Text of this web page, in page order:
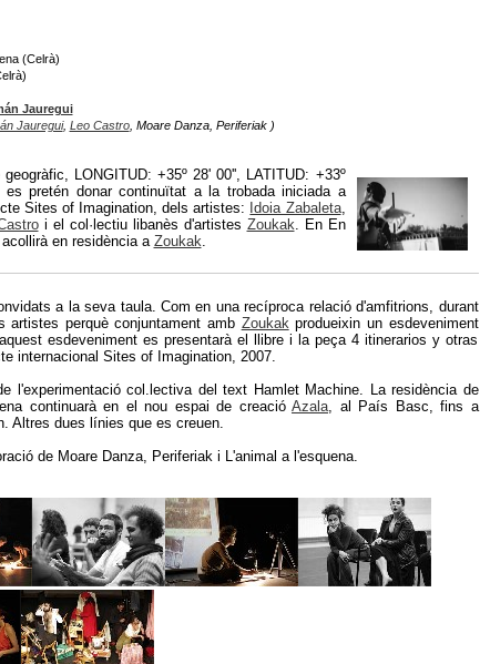
(Celrà)
Jauregui
Jauregui, Leo Castro, Moare Danza, Periferiak )
LONGITUD: +35º 28' 00'', LATITUD: +33º
pretén donar continuïtat a la trobada iniciada a
Sites of Imagination, dels artistes: Idoia Zabaleta,
i el col·lectiu libanès d'artistes Zoukak . En En
en residència a Zoukak
a la seva taula. Com en una recíproca relació d'amfitrions, durant
artistes perquè conjuntament amb Zoukak produeixin un esdeveniment
esdeveniment es presentarà el llibre i la peça 4 itinerarios y otras
internacional Sites of Imagination, 2007.
l'experimentació col.lectiva del text Hamlet Machine. La residència de
continuarà en el nou espai de creació Azala , al País Basc, fins a
Altres dues línies que es creuen.
de Moare Danza, Periferiak i L'animal a l'esquena.